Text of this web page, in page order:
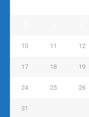
10 11 12
17 18 19
24 25 26
31